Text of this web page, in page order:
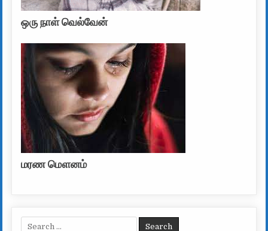
ஒரு நாள் வெல்வேன்
மரண மௌனம்
Search for: